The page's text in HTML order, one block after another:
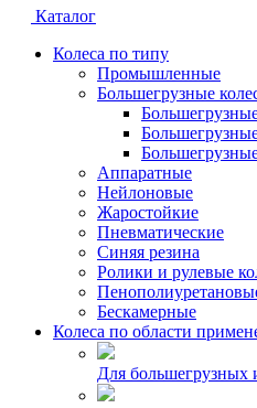
Каталог
Колеса по типу
Промышленные
Большегрузные
Аппаратные
Нейлоновые
Жаростойкие
Пневматические
Синяя резина
Ролики и рулевые
Бескамерные
Колеса по области
Для большегрузных